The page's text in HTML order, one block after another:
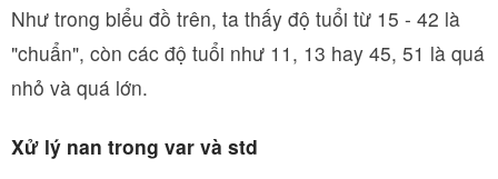
Như trong biểu đồ trên, ta thấy độ tuổi từ 15 - 42 là
"chuẩn", còn các độ tuổi như 11, 13 hay 45, 51 là quá
nhỏ và quá lớn.
Xử lý nan trong var và std